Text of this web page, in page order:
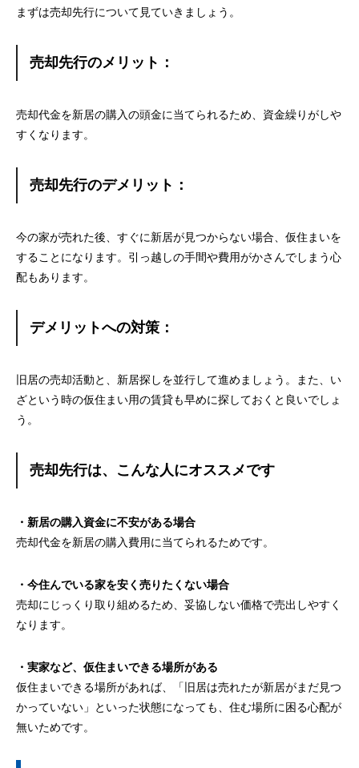
まずは売却先行について見ていきましょう。
売却先行のメリット：
売却代金を新居の購入の頭金に当てられるため、資金繰りがしや
すくなります。
売却先行のデメリット：
今の家が売れた後、すぐに新居が見つからない場合、仮住まいを
することになります。引っ越しの手間や費用がかさんでしまう心
配もあります。
デメリットへの対策：
旧居の売却活動と、新居探しを並行して進めましょう。また、い
ざという時の仮住まい用の賃貸も早めに探しておくと良いでしょ
う。
売却先行は、こんな人にオススメです
・新居の購入資金に不安がある場合
売却代金を新居の購入費用に当てられるためです。
・今住んでいる家を安く売りたくない場合
売却にじっくり取り組めるため、妥協しない価格で売出しやすく
なります。
・実家など、仮住まいできる場所がある
仮住まいできる場所があれば、「旧居は売れたが新居がまだ見つ
かっていない」といった状態になっても、住む場所に困る心配が
無いためです。